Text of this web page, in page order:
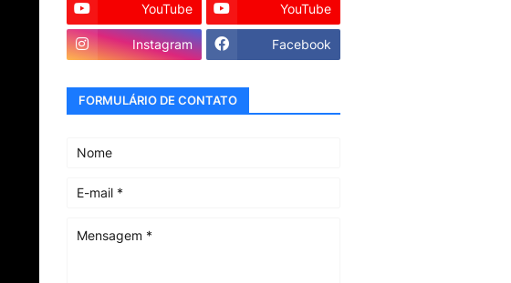
YouTube YouTube
Instagram Facebook
FORMULÁRIO DE CONTATO